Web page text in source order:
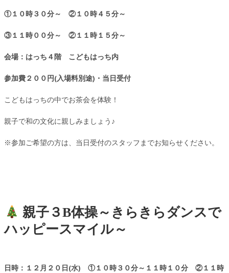
①１０時３０分～ ②１０時４５分～
③１１時００分～ ②１１時１５分～
会場：はっち４階 こどもはっち内
参加費２００円(入場料別途)・当日受付
こどもはっちの中でお茶会を体験！
親子で和の文化に親しみましょう♪
※参加ご希望の方は、当日受付のスタッフまでお知らせください。
親子３B体操～きらきらダンスで
ハッピースマイル～
日時：１２月２０日(水) ①１０時３０分～１１時１０分 ②１１時